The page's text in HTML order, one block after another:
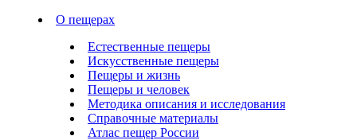
О пещерах
Естественные пещеры
Искусственные пещеры
Пещеры и жизнь
Пещеры и человек
Методика описания и исследования
Справочные материалы
Атлас пещер России